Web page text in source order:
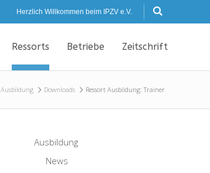
Herzlich Willkommen beim IPZV e.V.
Ressorts Betriebe Zeitschrift
Ausbildung Downloads Ressort Ausbildung: Trainer
Ausbildung
News